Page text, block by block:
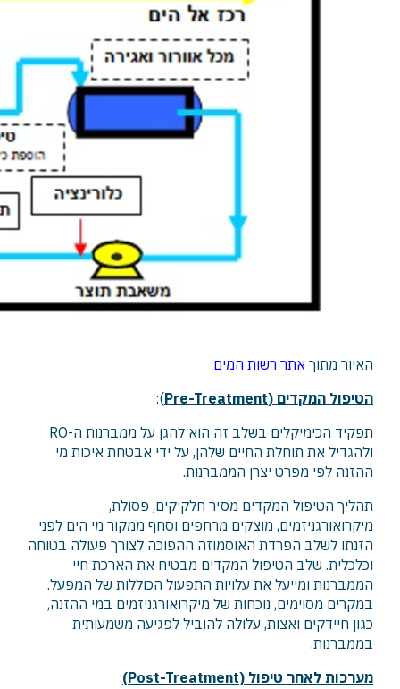
האיור מתוך אתר רשות המים
הטיפול המקדים (Pre-Treatment
):
תפקיד הכימיקלים בשלב זה הוא להגן על ממברנות ה-RO
ולהגדיל את תוחלת החיים שלהן, על ידי אבטחת איכות מי
ההזנה לפי מפרט יצרן הממברנות.
תהליך הטיפול המקדים מסיר חלקיקים, פסולת,
מיקרואורגניזמים, מוצקים מרחפים וסחף ממקור מי הים לפני
הזנתו לשלב הפרדת האוסמוזה ההפוכה לצורך פעולה בטוחה
וכלכלית. שלב הטיפול המקדים מבטיח את הארכת חיי
הממברנות ומייעל את עלויות התפעול הכוללות של המפעל.
במקרים מסוימים, נוכחות של מיקרואורגניזמים במי ההזנה,
כגון חיידקים ואצות, עלולה להוביל לפגיעה משמעותית
בממברנות.
מערכות לאחר טיפול (Post-Treatment)
: